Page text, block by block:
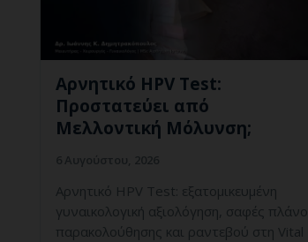
Αρνητικό HPV Test:
Προστατεύει από
Μελλοντική Μόλυνση;
Αρνητικό HPV Test: εξατομικευμένη
γυναικολογική αξιολόγηση, σαφές πλάνο
παρακολούθησης και ραντεβού στη Vital